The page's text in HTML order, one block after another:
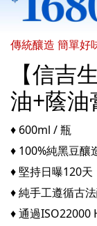
傳統釀造 簡單好
【信吉
油+蔭油
♦ 600ml / 瓶
♦ 100%純黑豆釀
♦ 堅持日曝120天
♦ 純手工遵循古
♦ 通過ISO22000